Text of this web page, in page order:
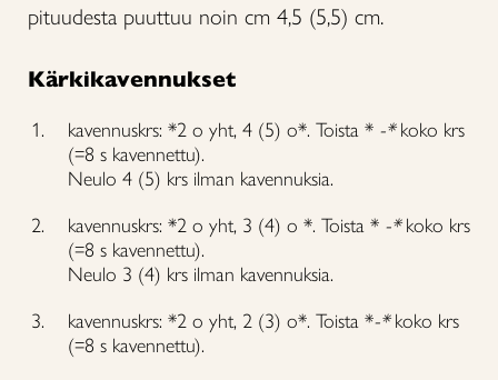
pituudesta puuttuu noin cm 4,5 (5,5) cm.
Kärkikavennukset
kavennuskrs: *2 o yht, 4 (5) o*. Toista * -*koko krs
(=8 s kavennettu).
Neulo 4 (5) krs ilman kavennuksia.
kavennuskrs: *2 o yht, 3 (4) o *. Toista * -*koko krs
(=8 s kavennettu).
Neulo 3 (4) krs ilman kavennuksia.
kavennuskrs: *2 o yht, 2 (3) o*. Toista *-*koko krs
(=8 s kavennettu).